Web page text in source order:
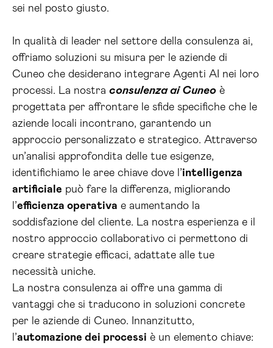
sei nel posto giusto.
In qualità di leader nel settore della consulenza ai,
offriamo soluzioni su misura per le aziende di
Cuneo che desiderano integrare Agenti AI nei loro
processi. La nostra consulenza ai Cuneo è
progettata per affrontare le sfide specifiche che le
aziende locali incontrano, garantendo un
approccio personalizzato e strategico. Attraverso
un’analisi approfondita delle tue esigenze,
identifichiamo le aree chiave dove l’intelligenza
artificiale può fare la differenza, migliorando
l’efficienza operativa e aumentando la
soddisfazione del cliente. La nostra esperienza e il
nostro approccio collaborativo ci permettono di
creare strategie efficaci, adattate alle tue
necessità uniche.
La nostra consulenza ai offre una gamma di
vantaggi che si traducono in soluzioni concrete
per le aziende di Cuneo. Innanzitutto,
l’automazione dei processi è un elemento chiave: